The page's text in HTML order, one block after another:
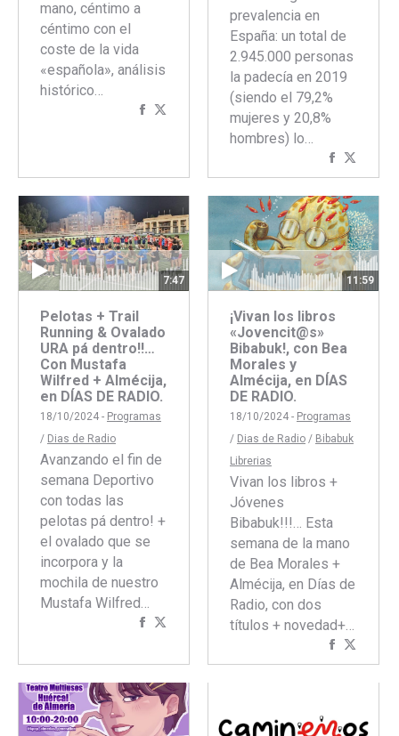
mano, céntimo a
céntimo con el
coste de la vida
«española», análisis
histórico…
Compartir
prevalencia en
España: un total de
2.945.000 personas
la padecía en 2019
(siendo el 79,2%
mujeres y 20,8%
hombres) lo…
Compartir
concon
7:47
Pelotas + Trail
Running & Ovalado
URA pá dentro!!…
Con Mustafa
Wilfred + Almécija,
en DÍAS DE RADIO.
18/10/2024 - Programas
/ Dias de Radio
Avanzando el fin de
semana Deportivo
con todas las
pelotas pá dentro! +
el ovalado que se
incorpora y la
mochila de nuestro
Mustafa Wilfred…
Compartir
Facebook
Twitter
11:59
¡Vivan los libros
«Jovencit@s»
Bibabuk!, con Bea
Morales y
Almécija, en DÍAS
DE RADIO.
18/10/2024 - Programas
/ Dias de Radio / Bibabuk
Librerias
Vivan los libros +
Jóvenes
Bibabuk!!!… Esta
semana de la mano
de Bea Morales +
Almécija, en Días de
Radio, con dos
títulos + novedad+…
Compartir
concon